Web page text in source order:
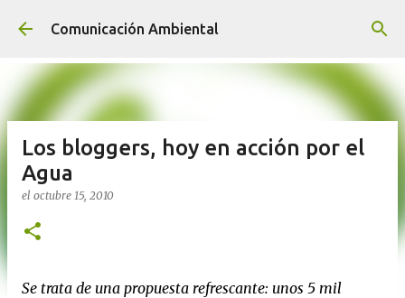
Ir al contenido principal
Comunicación Ambiental
Los bloggers, hoy en acción por el
Agua
el octubre 15, 2010
Se trata de una propuesta refrescante: unos 5 mil